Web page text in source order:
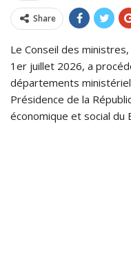
Share
Le Conseil des
1er juillet 2026, a
départements
Présidence de la
économique et social du